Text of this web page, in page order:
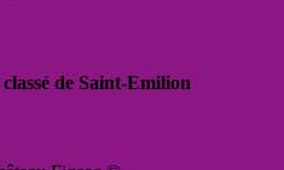
de Saint-Emilion